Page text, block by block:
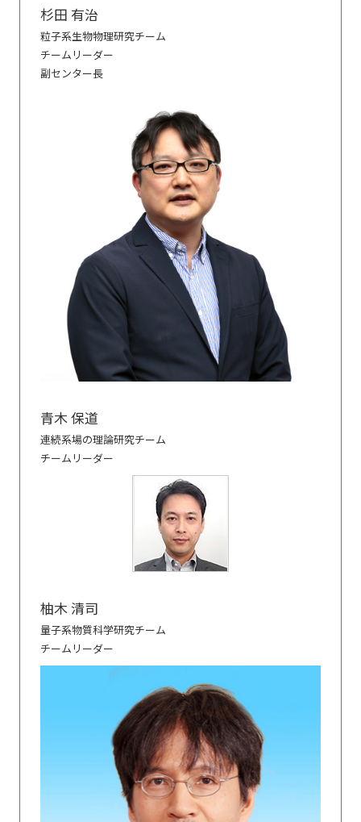
杉田 有治
粒子系生物物理研究チーム
チームリーダー
副センター長
青木 保道
連続系場の理論研究チーム
チームリーダー
柚木 清司
量子系物質科学研究チーム
チームリーダー